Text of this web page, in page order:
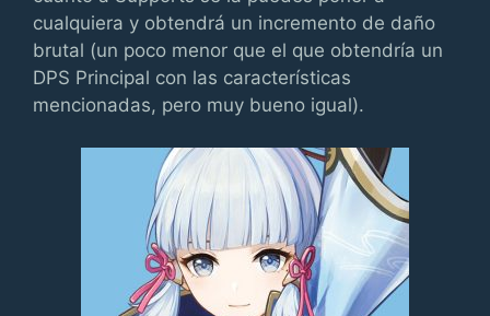
cualquiera y obtendrá un incremento de daño
brutal (un poco menor que el que obtendría un
DPS Principal con las características
mencionadas, pero muy bueno igual).